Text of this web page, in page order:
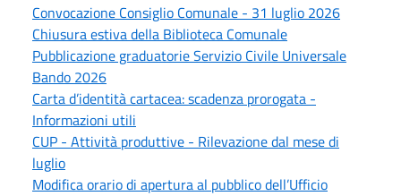
Convocazione Consiglio Comunale - 31 luglio 2026
Chiusura estiva della Biblioteca Comunale
Pubblicazione graduatorie Servizio Civile Universale
Bando 2026
Carta d’identità cartacea: scadenza prorogata -
Informazioni utili
CUP - Attività produttive - Rilevazione dal mese di
luglio
Modifica orario di apertura al pubblico dell’Ufficio